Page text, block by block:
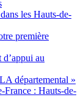
les Hauts-de-
première
d’appui au
départemental »
France : Hauts-de-